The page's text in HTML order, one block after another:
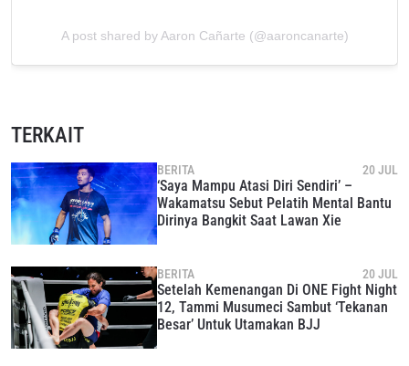
A post shared by Aaron Cañarte (@aaroncanarte)
TERKAIT
BERITA 20 JUL
‘Saya Mampu Atasi Diri Sendiri’ –
Wakamatsu Sebut Pelatih Mental Bantu
Dirinya Bangkit Saat Lawan Xie
BERITA 20 JUL
Setelah Kemenangan Di ONE Fight Night
12, Tammi Musumeci Sambut ‘Tekanan
Besar’ Untuk Utamakan BJJ